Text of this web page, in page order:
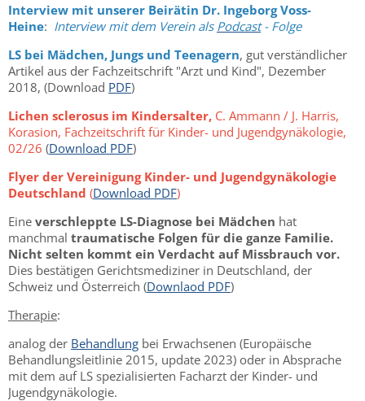
Interview mit unserer Beirätin Dr. Ingeborg Voss-
Heine: Interview mit dem Verein als Podcast- Folge
LS bei Mädchen, Jungs und Teenagern, gut verständlicher
Artikel aus der Fachzeitschrift "Arzt und Kind", Dezember
2018, (Download PDF)
Lichen sclerosus im Kindersalter, C. Ammann / J. Harris,
Korasion, Fachzeitschrift für Kinder- und Jugendgynäkologie,
02/26 (Download PDF)
Flyer der Vereinigung Kinder- und Jugendgynäkologie
Deutschland (Download PDF)
Eine verschleppte LS-Diagnose bei Mädchen hat
manchmal traumatische Folgen für die ganze Familie.
Nicht selten kommt ein Verdacht auf Missbrauch vor.
Dies bestätigen Gerichtsmediziner in Deutschland, der
Schweiz und Österreich (Downlaod PDF)
Therapie:
analog der Behandlung bei Erwachsenen (Europäische
Behandlungsleitlinie 2015, update 2023) oder in Absprache
mit dem auf LS spezialisierten Facharzt der Kinder- und
Jugendgynäkologie.